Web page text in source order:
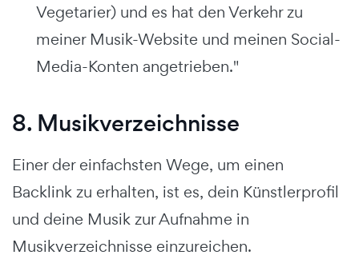
Vegetarier) und es hat den Verkehr zu
meiner Musik-Website und meinen Social-
Media-Konten angetrieben."
8. Musikverzeichnisse
Einer der einfachsten Wege, um einen
Backlink zu erhalten, ist es, dein Künstlerprofil
und deine Musik zur Aufnahme in
Musikverzeichnisse einzureichen.